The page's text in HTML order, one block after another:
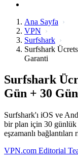
Ana Sayfa
VPN
Surfshark
Surfshark
Garanti
Surfshark
Gün + 30
Surfshark'ı iOS ve
bir plan için 30 günlük
eşzamanlı bağlantıları
VPN.com Editorial